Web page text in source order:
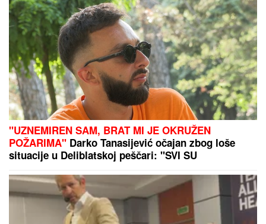
"UZNEMIREN SAM, BRAT MI JE OKRUŽEN
POŽARIMA" Darko Tanasijević očajan zbog loše
situacije u Deliblatskoj peščari: "SVI SU